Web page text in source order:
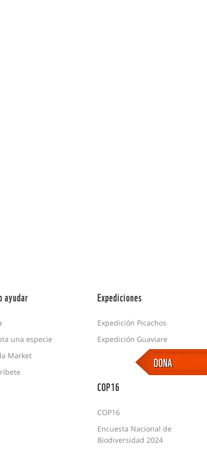
ayudar
una especie
Market
Expediciones
Expedición Picachos
Expedición Guaviare
COP16
COP16
Encuesta Nacional de
Biodiversidad 2024
DONA